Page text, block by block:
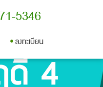
ลงทะเบียน